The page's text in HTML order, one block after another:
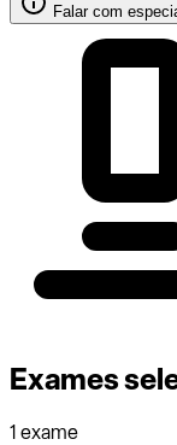
Falar com
Exames
1 exame